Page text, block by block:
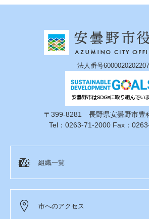
法人番号6000020202207
〒399-8281 長野県安曇野市豊
Tel：0263-71-2000 Fax：
組織一覧
市へのアクセス